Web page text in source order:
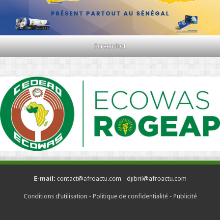
Screenshot
E-mail: contact@afroactu.com - djibril@afroactu.com
Conditions d’utilisation - Politique de confidentialité- Publicité